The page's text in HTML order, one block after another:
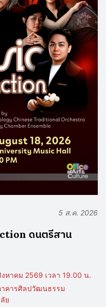
5 ส.ค. 2026
ดนตรีสาน
หาคม 2569 เวลา 19.00 น.
คารศิลปวัฒนธรรม
ย